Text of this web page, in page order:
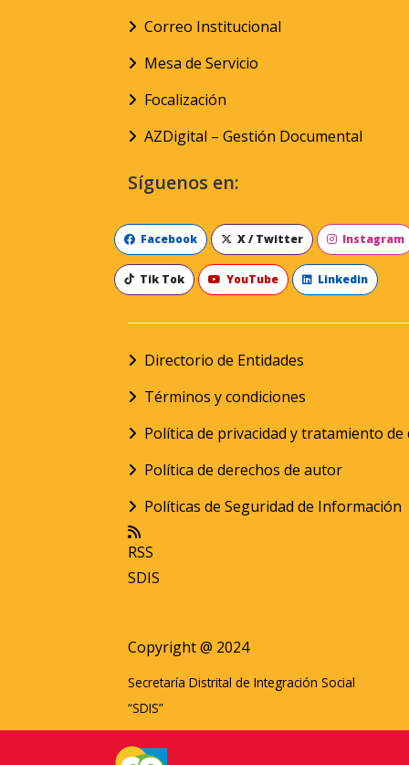
Correo Institucional
Mesa de Servicio
Focalización
AZDigital – Gestión Documental
Síguenos en:
Facebook X / Twitter Instagram
Tik Tok YouTube Linkedin
Directorio de Entidades
Términos y condiciones
Política de privacidad y tratamiento
Política de derechos de autor
Políticas de Seguridad de Información
RSS
SDIS
Copyright @ 2024
Secretaría Distrital de Integración Social
“SDIS”